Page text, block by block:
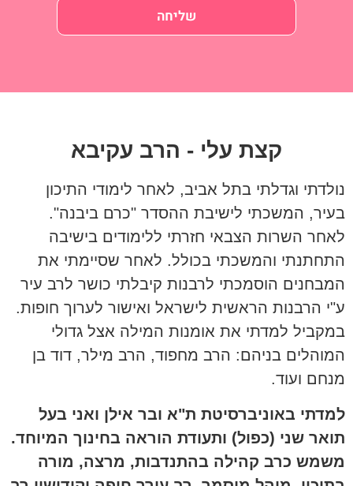
שליחה
קצת עלי - הרב עקיבא
נולדתי וגדלתי בתל אביב, לאחר לימודי התיכון
בעיר, המשכתי לישיבת ההסדר "כרם ביבנה".
לאחר השרות הצבאי חזרתי ללימודים בישיבה
התחתנתי והמשכתי בכולל. לאחר שסיימתי את
המבחנים הוסמכתי לרבנות קיבלתי כושר לרב עיר
ע"י הרבנות הראשית לישראל ואישור לערוך חופות.
במקביל למדתי את אומנות המילה אצל גדולי
המוהלים בניהם: הרב מחפוד, הרב מילר, דוד בן
מנחם ועוד.
למדתי באוניברסיטת ת"א ובר אילן ואני בעל
תואר שני (כפול) ותעודת הוראה בחינוך המיוחד.
משמש כרב קהילה בהתנדבות, מרצה, מורה